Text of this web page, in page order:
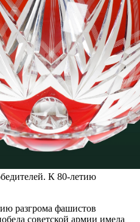
К 80-летию
разгрома фашистов
советской армии имела